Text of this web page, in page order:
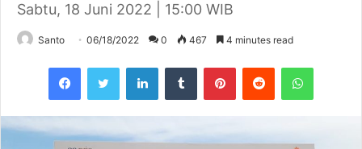
Sabtu, 18 Juni 2022 | 15:00 WIB
Santo 06/18/2022 0 467 4 minutes read
FacebookTwitter LinkedInTumblr PinterestReddit